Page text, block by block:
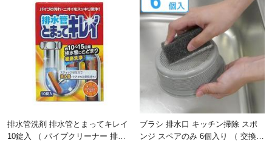
排水管洗剤 排水管とまってキレイ
10錠入 （ パイプクリーナー 排水
ブラシ 排水口 キッチン掃除 スポ
ンジ スペアのみ 6個入り （ 交換用